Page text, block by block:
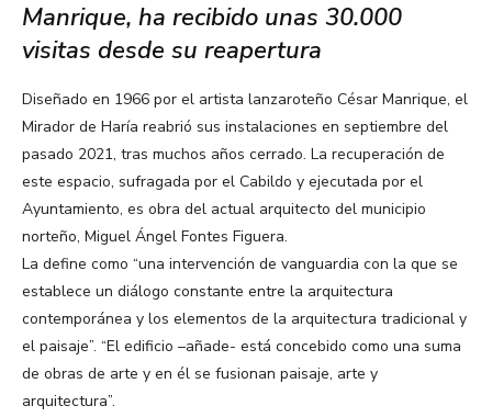
Manrique, ha recibido unas 30.000
visitas desde su reapertura
Diseñado en 1966 por el artista lanzaroteño César Manrique, el
Mirador de Haría reabrió sus instalaciones en septiembre del
pasado 2021, tras muchos años cerrado. La recuperación de
este espacio, sufragada por el Cabildo y ejecutada por el
Ayuntamiento, es obra del actual arquitecto del municipio
norteño, Miguel Ángel Fontes Figuera.
La define como “una intervención de vanguardia con la que se
establece un diálogo constante entre la arquitectura
contemporánea y los elementos de la arquitectura tradicional y
el paisaje”. “El edificio –añade- está concebido como una suma
de obras de arte y en él se fusionan paisaje, arte y
arquitectura”.